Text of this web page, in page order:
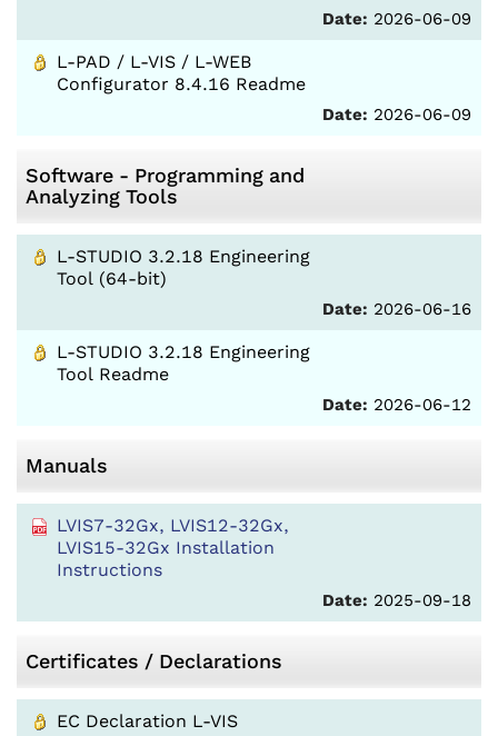
Date: 2026-06-09
L-PAD / L-VIS / L-WEB
Configurator 8.4.16 Readme
Date: 2026-06-09
Software - Programming and
Analyzing Tools
L-STUDIO 3.2.18 Engineering
Tool (64-bit)
Date: 2026-06-16
L-STUDIO 3.2.18 Engineering
Tool Readme
Date: 2026-06-12
Manuals
LVIS7-32Gx, LVIS12-32Gx,
LVIS15-32Gx Installation
Instructions
Date: 2025-09-18
Certificates / Declarations
EC Declaration L-VIS